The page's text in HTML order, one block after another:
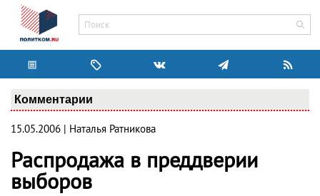
Комментарии
15.05.2006 | Наталья Ратникова
Распродажа в преддверии
выборов